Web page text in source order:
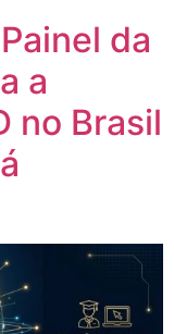
da
a
no Brasil